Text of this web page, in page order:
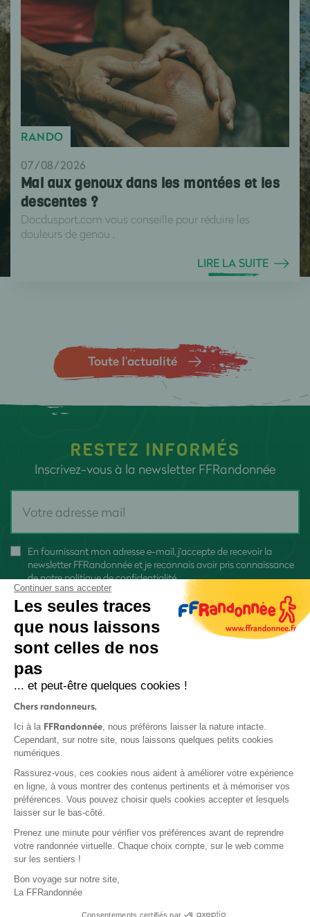
RANDO
07/08/2026
Mal aux genoux dans les montées et les
descentes ?
Docdusport.com vous conseille pour réduire les
douleurs de genou .
LIRE LA SUITE
Toute l’actualité
RESTEZ INFORMÉS
Inscrivez-vous à la newsletter FFRandonnée
En fournissant mon adresse e-mail, j'accepte de recevoir la
newsletter FFRandonnée et je reconnais avoir pris connaissance
denotre politique de confidentialité
Protection des données
Politique de confidentialité
Continuer sans accepter
Les seules traces
que nous laissons
sont celles de nos
pas
... et peut-être quelques cookies !
Chers randonneurs,
Ici à la FFRandonnée, nous préférons laisser la nature intacte.
Cependant, sur notre site, nous laissons quelques petits cookies
numériques.
Rassurez-vous, ces cookies nous aident à améliorer votre expérience
en ligne, à vous montrer des contenus pertinents et à mémoriser vos
préférences. Vous pouvez choisir quels cookies accepter et lesquels
laisser sur le bas-côté.
Prenez une minute pour vérifier vos préférences avant de reprendre
votre randonnée virtuelle. Chaque choix compte, sur le web comme
sur les sentiers !
Bon voyage sur notre site,
La FFRandonnée
Consentements certifiés par